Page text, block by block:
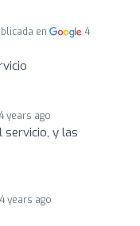
en
4
years ago
servicio, y las
4 years ago